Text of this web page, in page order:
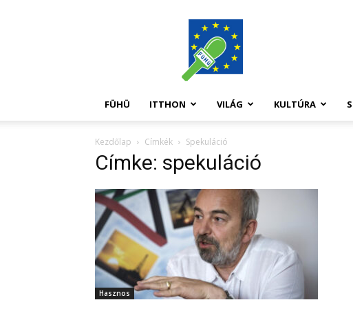
FüHü
FÜHÜ ITTHON VILÁG KULTÚRA
Kezdőlap Címkék Spekuláció
Címke: spekuláció
Hasznos